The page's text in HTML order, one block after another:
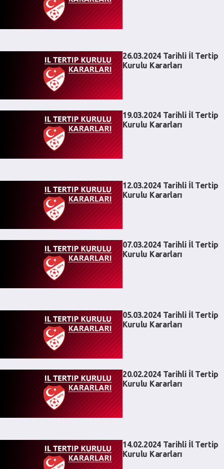
26.03.2024 Tarihli İl Tertip
Kurulu Kararları
19.03.2024 Tarihli İl Tertip
Kurulu Kararları
12.03.2024 Tarihli İl Tertip
Kurulu Kararları
07.03.2024 Tarihli İl Tertip
Kurulu Kararları
05.03.2024 Tarihli İl Tertip
Kurulu Kararları
20.02.2024 Tarihli İl Tertip
Kurulu Kararları
14.02.2024 Tarihli İl Tertip
Kurulu Kararları